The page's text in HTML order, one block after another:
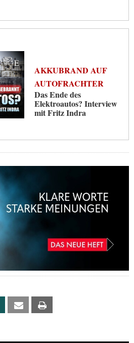
AKKUBRAND AUF
AUTOFRACHTER
Das Ende des
Elektroautos? Interview
mit Fritz Indra
Xing Email